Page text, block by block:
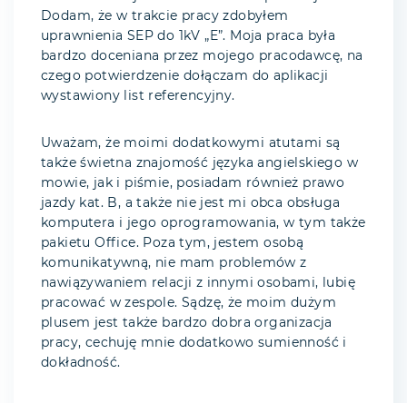
Dodam, że w trakcie pracy zdobyłem
uprawnienia SEP do 1kV „E”. Moja praca była
bardzo doceniana przez mojego pracodawcę, na
czego potwierdzenie dołączam do aplikacji
wystawiony list referencyjny.
Uważam, że moimi dodatkowymi atutami są
także świetna znajomość języka angielskiego w
mowie, jak i piśmie, posiadam również prawo
jazdy kat. B, a także nie jest mi obca obsługa
komputera i jego oprogramowania, w tym także
pakietu Office. Poza tym, jestem osobą
komunikatywną, nie mam problemów z
nawiązywaniem relacji z innymi osobami, lubię
pracować w zespole. Sądzę, że moim dużym
plusem jest także bardzo dobra organizacja
pracy, cechuję mnie dodatkowo sumienność i
dokładność.